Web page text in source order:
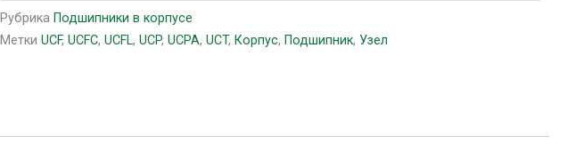
Рубрика Подшипники в корпусе
Метки UCF,UCFC,UCFL,UCP,UCPA,UCT, Корпус, Подшипник,Узел